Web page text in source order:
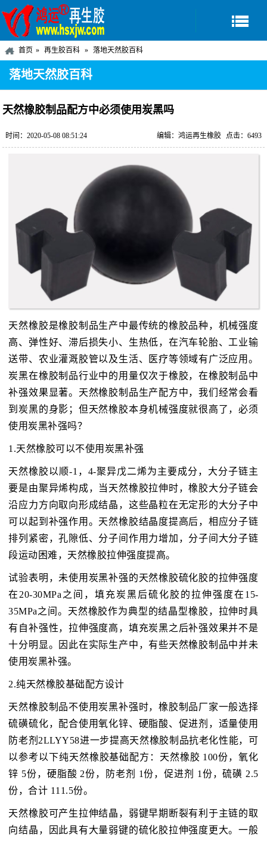
首页 再生胶百科 落地天然胶百科
落地天然胶百科
天然橡胶制品配方中必须使用炭黑吗
时间：2020-05-08 08:51:24 点击：6493
编辑：鸿运再生橡胶
天然橡胶是橡胶制品生产中最传统的橡胶品种，机械强度
高、弹性好、滞后损失小、生热低，在汽车轮胎、工业输
送带、农业灌溉胶管以及生活、医疗等领域有广泛应用。
炭黑在橡胶制品行业中的用量仅次于橡胶，在橡胶制品中
补强效果显著。天然橡胶制品生产配方中，我们经常会看
到炭黑的身影；但天然橡胶本身机械强度就很高了，必须
使用炭黑补强吗？
1.天然橡胶可以不使用炭黑补强
天然橡胶以顺-1，4-聚异戊二烯为主要成分，大分子链主
要是由聚异烯构成，当天然橡胶拉伸时，橡胶大分子链会
沿应力方向取向形成结晶，这些晶粒在无定形的大分子中
可以起到补强作用。天然橡胶结晶度提高后，相应分子链
排列紧密，孔隙低、分子间作用力增加，分子间大分子链
段运动困难，天然橡胶拉伸强度提高。
试验表明，未使用炭黑补强的天然橡胶硫化胶的拉伸强度
在20-30MPa之间，填充炭黑后硫化胶的拉伸强度在15-
35MPa之间。天然橡胶作为典型的结晶型橡胶，拉伸时具
有自补强性，拉伸强度高，填充炭黑之后补强效果并不是
十分明显。因此在实际生产中，有些天然橡胶制品中并未
使用炭黑补强。
2.纯天然橡胶基础配方设计
天然橡胶制品不使用炭黑补强时，橡胶制品厂家一般选择
硫磺硫化，配合使用氧化锌、硬脂酸、促进剂，适量使用
防老剂2LLYY58进一步提高天然橡胶制品抗老化性能，可
以参考以下纯天然橡胶基础配方：天然橡胶 100份，氧化
锌 5份，硬脂酸 2份，防老剂 1份，促进剂 1份，硫磺 2.5
份，合计 111.5份。
天然橡胶可产生拉伸结晶，弱键早期断裂有利于主链的取
向结晶，因此具有大量弱键的硫化胶拉伸强度更大。一般